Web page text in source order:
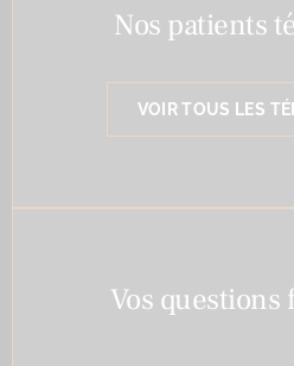
Nos patients
VOIR TOUS LES
Vos questions